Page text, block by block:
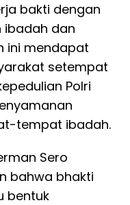
bakti dengan
ibadah dan
ini mendapat
setempat
Polri
tempat ibadah.
Sero
bahwa bhakti
bentuk